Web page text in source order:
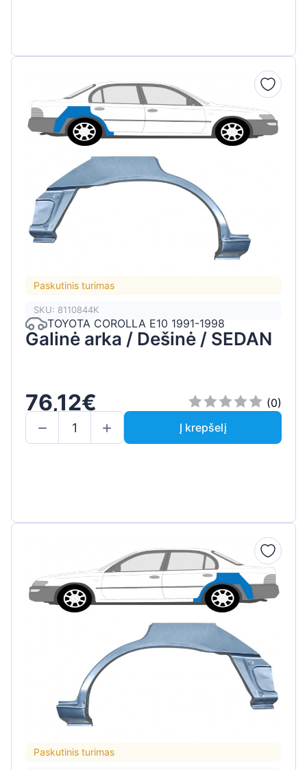
Paskutinis turimas
SKU: 8110844K
TOYOTA COROLLA E10 1991-1998
Galinė arka / Dešinė / SEDAN
76,12€
(0)
Į krepšelį
Paskutinis turimas